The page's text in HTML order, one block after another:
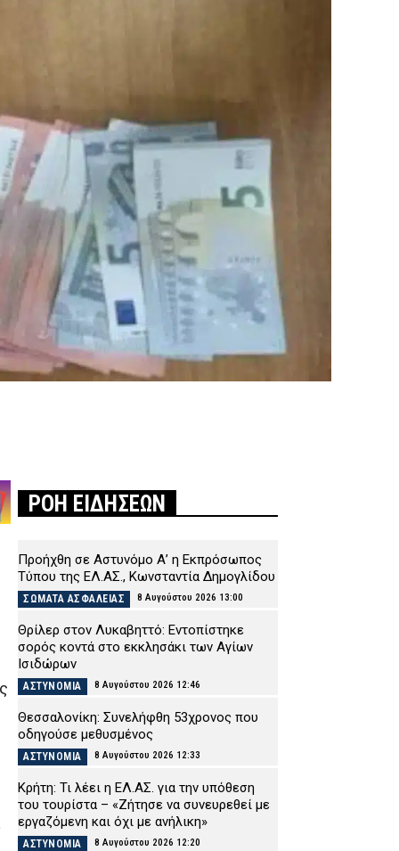
ΡΟΗ ΕΙΔΗΣΕΩΝ
Προήχθη σε Αστυνόμο Α’ η Εκπρόσωπος
Τύπου της ΕΛ.ΑΣ., Κωνσταντία Δημογλίδου
ΣΩΜΑΤΑ ΑΣΦΑΛΕΙΑΣ 8 Αυγούστου 2026 13:00
Θρίλερ στον Λυκαβηττό: Εντοπίστηκε
σορός κοντά στο εκκλησάκι των Αγίων
Ισιδώρων
ΑΣΤΥΝΟΜΙΑ 8 Αυγούστου 2026 12:46
Θεσσαλονίκη: Συνελήφθη 53χρονος που
οδηγούσε μεθυσμένος
ΑΣΤΥΝΟΜΙΑ 8 Αυγούστου 2026 12:33
Κρήτη: Τι λέει η ΕΛ.ΑΣ. για την υπόθεση
του τουρίστα – «Ζήτησε να συνευρεθεί με
εργαζόμενη και όχι με ανήλικη»
ΑΣΤΥΝΟΜΙΑ 8 Αυγούστου 2026 12:20